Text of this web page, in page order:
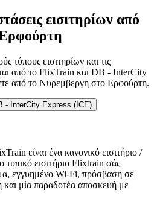
εισιτηρίων από
τύπους εισιτηρίων και τις
από το FlixTrain και DB - InterCity
από το Νυρεμβεργη στο Ερφούρτη.
- InterCity Express (ICE)
είναι ένα κανονικό εισιτήριο /
τυπικό εισιτήριο Flixtrain σάς
εγγυημένο Wi-Fi, πρόσβαση σε
και μία παραδοτέα αποσκευή με